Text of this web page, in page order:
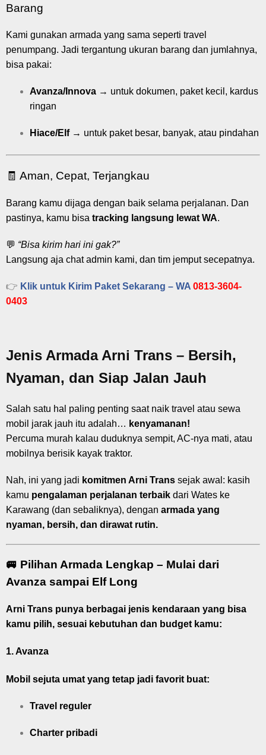
Barang
Kami gunakan armada yang sama seperti travel
penumpang. Jadi tergantung ukuran barang dan jumlahnya,
bisa pakai:
Avanza/Innova → untuk dokumen, paket kecil, kardus
ringan
Hiace/Elf→ untuk paket besar, banyak, atau pindahan
🧾 Aman, Cepat, Terjangkau
Barang kamu dijaga dengan baik selama perjalanan. Dan
pastinya, kamu bisa tracking langsung lewat WA.
💬 “Bisa kirim hari ini gak?”
Langsung aja chat admin kami, dan tim jemput secepatnya.
👉 Klik untuk Kirim Paket Sekarang – WA 0813-3604-
0403
Jenis Armada Arni Trans – Bersih,
Nyaman, dan Siap Jalan Jauh
Salah satu hal paling penting saat naik travel atau sewa
mobil jarak jauh itu adalah… kenyamanan!
Percuma murah kalau duduknya sempit, AC-nya mati, atau
mobilnya berisik kayak traktor.
Nah, ini yang jadi komitmen Arni Trans sejak awal: kasih
kamu pengalaman perjalanan terbaik dari Wates ke
Karawang (dan sebaliknya), dengan armada yang
nyaman, bersih, dan dirawat rutin.
🚐 Pilihan Armada Lengkap – Mulai dari
Avanza sampai Elf Long
Arni Trans punya berbagai jenis kendaraan yang bisa
kamu pilih, sesuai kebutuhan dan budget kamu:
1.Avanza
Mobil sejuta umat yang tetap jadi favorit buat:
Travel reguler
Charter pribadi